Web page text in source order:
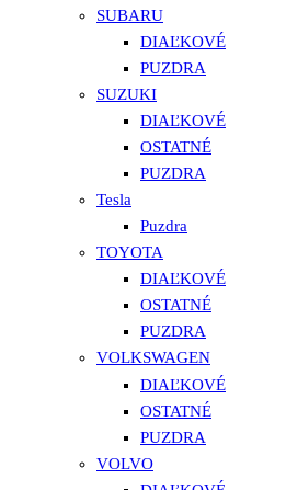
SUBARU
DIAĽKOVÉ
PUZDRA
SUZUKI
DIAĽKOVÉ
OSTATNÉ
PUZDRA
Tesla
Puzdra
TOYOTA
DIAĽKOVÉ
OSTATNÉ
PUZDRA
VOLKSWAGEN
DIAĽKOVÉ
OSTATNÉ
PUZDRA
VOLVO